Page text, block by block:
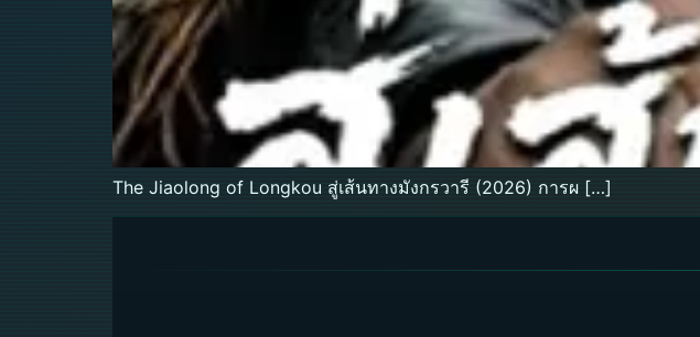
The Jiaolong of Longkou สู่เส้นทางมังกรวารี (2026) การผ […]